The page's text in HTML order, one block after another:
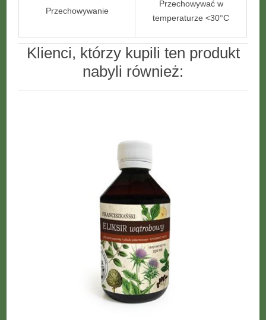
Przechowywanie
Przechowywać w
temperaturze <30°C
Klienci, którzy kupili ten produkt
nabyli również: